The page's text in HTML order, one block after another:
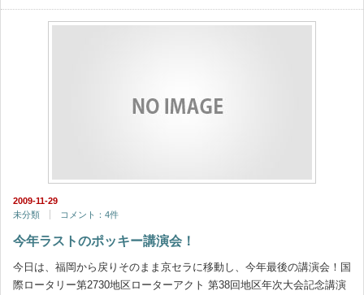
2009-11-29
未分類
コメント：4件
今年ラストのポッキー講演会！
今日は、福岡から戻りそのまま京セラに移動し、今年最後の講演会！国
際ロータリー第2730地区ローターアクト 第38回地区年次大会記念講演